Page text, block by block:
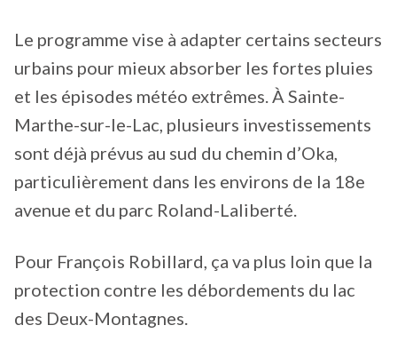
Le programme vise à adapter certains secteurs
urbains pour mieux absorber les fortes pluies
et les épisodes météo extrêmes. À Sainte-
Marthe-sur-le-Lac, plusieurs investissements
sont déjà prévus au sud du chemin d’Oka,
particulièrement dans les environs de la 18e
avenue et du parc Roland-Laliberté.
Pour François Robillard, ça va plus loin que la
protection contre les débordements du lac
des Deux-Montagnes.